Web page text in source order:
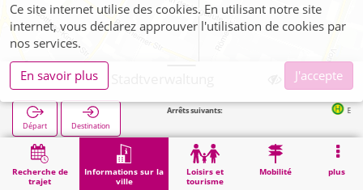
Recherche de
trajet
Informations sur la
ville
Loisirs et
tourisme
Mobilité plus
Euskirchen, Stadtverwaltung
Départ Destination
Arrêts suivants: Euskirchen Bf
Démarrage Informations sur la ville Administration Euskirchen, Stadtverwaltung
Ce site internet utilise des cookies. En utilisant notre site
internet, vous déclarez approuver l'utilisation de cookies par
nos services.
En savoir plus
J'accepte